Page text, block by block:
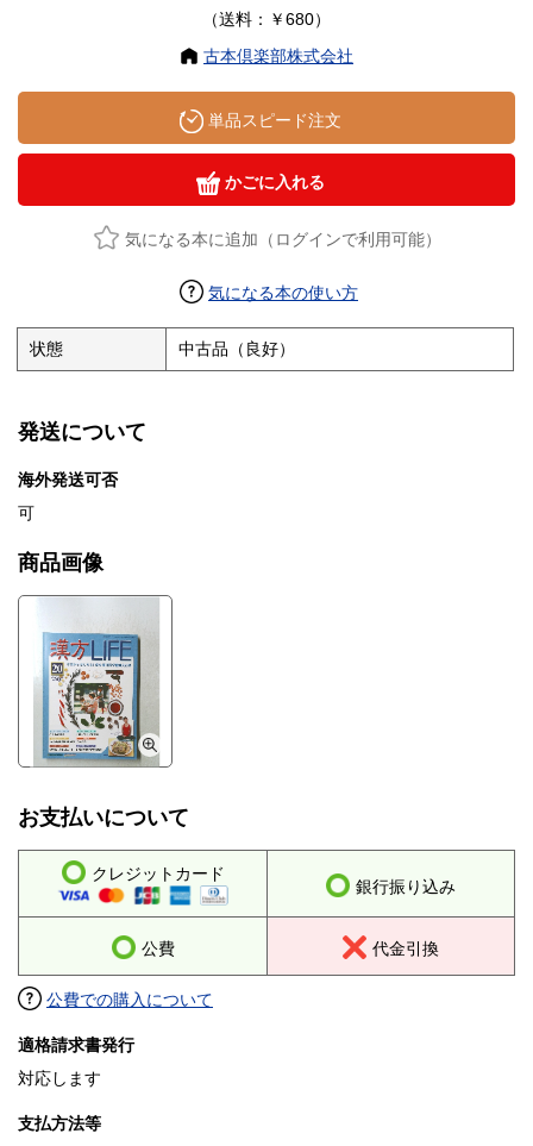
（送料：￥680）
古本倶楽部株式会社
単品スピード注文
かごに入れる
気になる本に追加（ログインで利用可能）
気になる本の使い方
状態 中古品（良好）
発送について
海外発送可否
可
商品画像
お支払いについて
クレジットカード
銀行振り込み
公費 代金引換
公費での購入について
適格請求書発行
対応します
支払方法等